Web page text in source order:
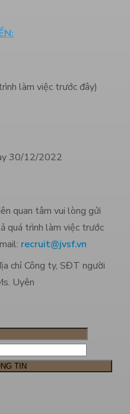
làm việc trước đây)
30/12/2022
quan tâm vui lòng gửi
quá trình làm việc trước
recruit@jvsf.vn
chỉ Công ty, SĐT người
Uyên